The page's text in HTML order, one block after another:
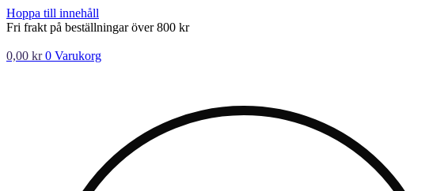
Hoppa till innehåll
Fri frakt på beställningar över 800 kr
0,00 kr 0 Varukorg